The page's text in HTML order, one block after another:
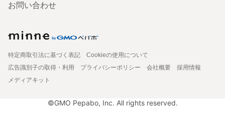
お問い合わせ
特定商取引法に基づく表記
Cookieの使用について
広告識別子の取得・利用
プライバシーポリシー 会社概要
採用情報
メディアキット
©GMO Pepabo, Inc. All rights reserved.